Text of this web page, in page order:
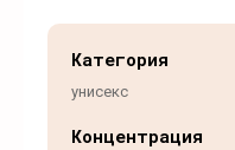
Категория
унисекс
Концентрация